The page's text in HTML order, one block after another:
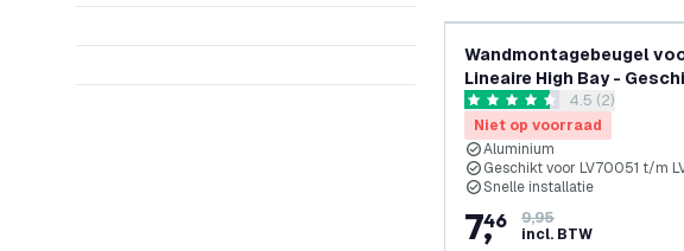
Wandmontagebeugel
Lineaire High Bay -
LV70051 t/m LV70056
reviews drawer
4.5 score sterren4.5 (2)
Niet op voorraad
Aluminium
Geschikt voor LV70051 t/m
Snelle installatie
7,
46
9,95
incl. BTW